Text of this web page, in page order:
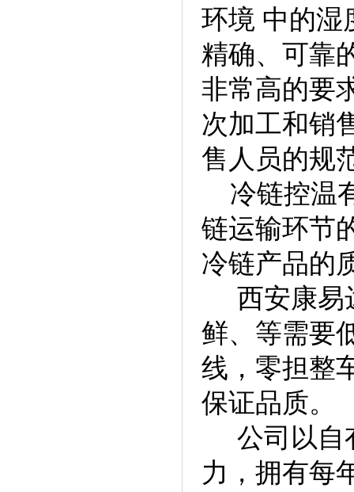
环境 中的湿
精确、可靠
非常高的要
次加工和销
售人员的规
冷链控温
链运输环节
冷链产品的
西安康易
鲜、等需要
线，零担整
保证品质。
公司以自
力，拥有每